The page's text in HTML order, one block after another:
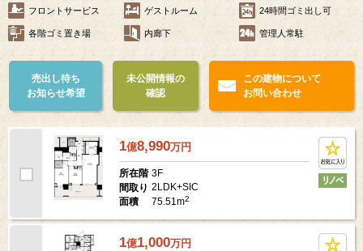
フロントサービス ゲストルーム 24時間ゴミ出し可
各階ゴミ置き場 内廊下 管理人常駐
売出し待ち
お知らせ希望
未公開情報の
確認
この建物について
お問い合わせ
1億8,990万円
所在階 3F
間取り 2LDK+SIC
面積
75.51m2
1億1,000万円